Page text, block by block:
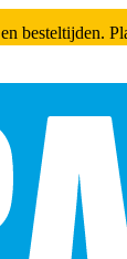
en besteltijden.